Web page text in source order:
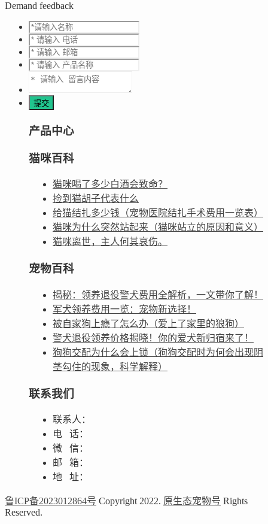
Demand feedback
产品中心
猫咪百科
猫咪喝了多少白酒会致命？
捡到猫胡子代表什么
给猫结扎多少钱（宠物医院结扎手术费用一览表）
猫咪为什么突然站起来（猫咪站立的原因和意义）
猫咪离世，主人何其哀伤。
宠物百科
揭秘：领养退役警犬费用全解析，一文带你了解！
军犬领养费用一览：宠物新选择！
被自家狗上瘾了怎么办（爱上了家里的狼狗）
警犬退役领养价格揭晓！你的爱犬新归宿来了！
狗狗交配为什么会上锁（狗狗交配时为何会出现阴
茎勾住的现象，科学解释）
联系我们
联系人：
电 话：
微 信：
邮 箱：
地 址：
鲁ICP备2023012864号 Copyright 2022. 原生态宠物号 Rights
Reserved.